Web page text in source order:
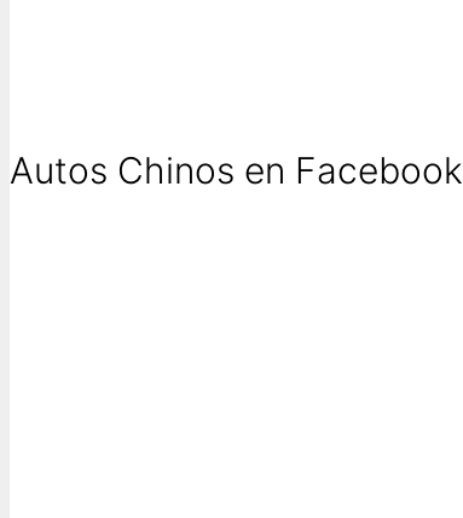
Autos Chinos en Facebook